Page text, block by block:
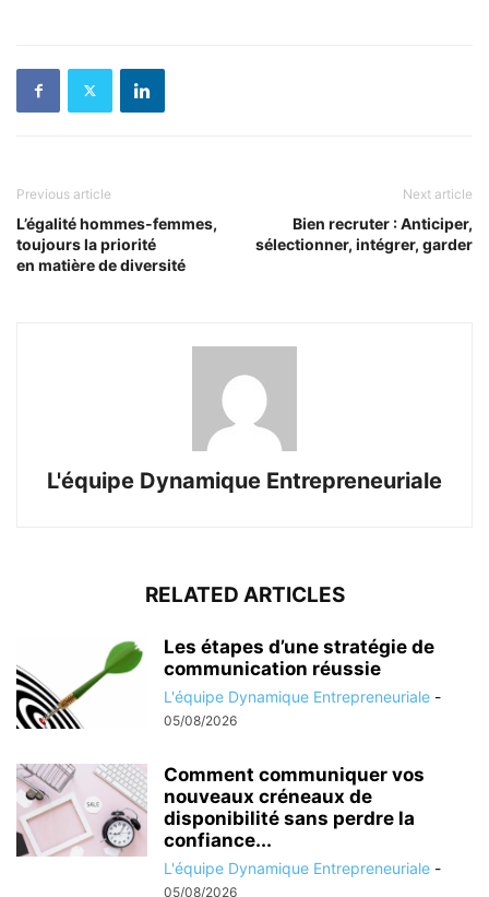
Previous article
L’égalité hommes-femmes,
toujours la priorité
en matière de diversité
Next article
Bien recruter : Anticiper,
sélectionner, intégrer, garder
L'équipe Dynamique Entrepreneuriale
RELATED ARTICLES
Les étapes d’une stratégie de
communication réussie
L'équipe Dynamique Entrepreneuriale -
05/08/2026
Comment communiquer vos
nouveaux créneaux de
disponibilité sans perdre la
confiance...
L'équipe Dynamique Entrepreneuriale -
05/08/2026